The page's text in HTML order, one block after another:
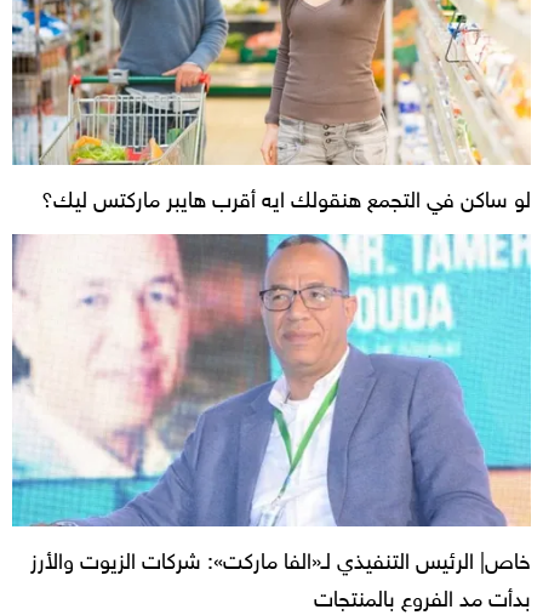
لو ساكن في التجمع هنقولك ايه أقرب هايبر ماركتس ليك؟
خاص| الرئيس التنفيذي لـ«الفا ماركت»: شركات الزيوت والأرز
بدأت مد الفروع بالمنتجات